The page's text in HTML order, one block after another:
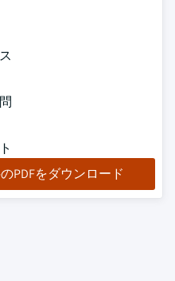
PDFをダウンロード